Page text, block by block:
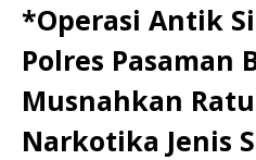
*Operasi Antik
Polres Pasaman
Musnahkan
Narkotika Jenis